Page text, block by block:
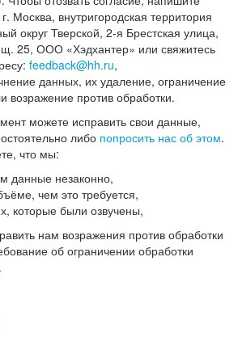
Москва, внутригородская территория
округ Тверской, 2-я Брестская улица,
25, ООО «Хэдхантер» или свяжитесь
feedback@hh.ru,
данных, их удаление, ограничение
возражение против обработки.
можете исправить свои данные,
либо попросить нас об этом.
что мы:
данные незаконно,
чем это требуется,
которые были озвучены,
нам возражения против обработки
об ограничении обработки